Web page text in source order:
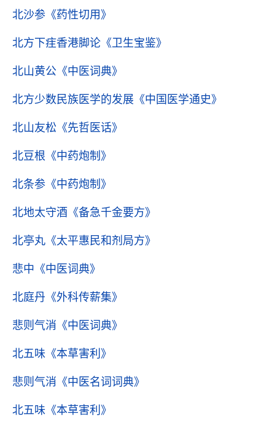
北沙参 《药性切用》
北方下疰香港脚论 《卫生宝鉴》
北山黄公 《中医词典》
北方少数民族医学的发展 《中国医学通史》
北山友松 《先哲医话》
北豆根 《中药炮制》
北条参 《中药炮制》
北地太守酒 《备急千金要方》
北亭丸 《太平惠民和剂局方》
悲中 《中医词典》
北庭丹 《外科传薪集》
悲则气消 《中医词典》
北五味 《本草害利》
悲则气消 《中医名词词典》
北五味 《本草害利》